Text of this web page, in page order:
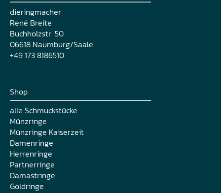
dieringmacher
René Breite
Buchholzstr. 50
06618 Naumburg/Saale
+49 173 8186510
Shop
alle Schmuckstücke
Münzringe
Münzringe Kaiserzeit
Damenringe
Herrenringe
Partnerringe
Damastringe
Goldringe